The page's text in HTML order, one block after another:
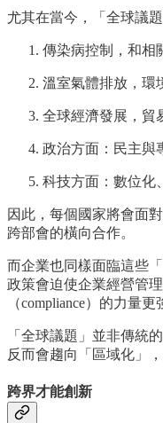
尤其在當今，「全球議
傳染病控制，和相
溫室氣體排放，環
全球經濟發展，貿
政治方面：民主與
科技方面：數位化
因此，每個國家將會面
跨部會的橫向合作。
而企業也同樣面臨這些
政策會迫使企業經營管
（compliance）的力量更
「全球議題」並非傳統
反而會趨向「區域化」
跨界才能創新